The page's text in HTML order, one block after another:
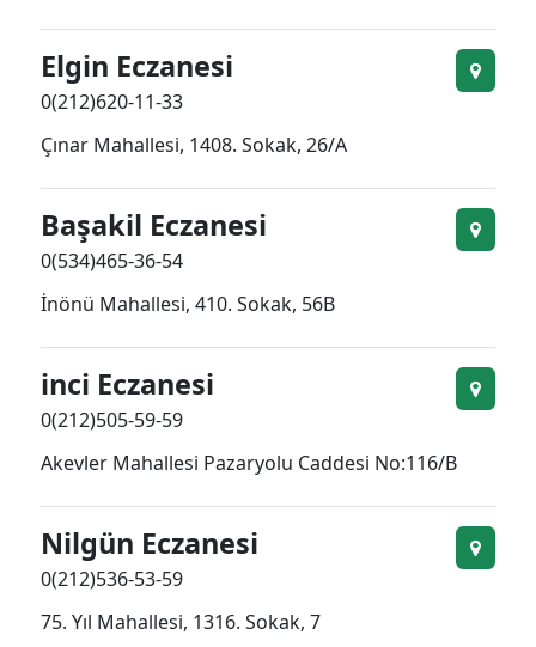
Elgin Eczanesi
0(212)620-11-33
Çınar Mahallesi, 1408. Sokak, 26/A
Başakil Eczanesi
0(534)465-36-54
İnönü Mahallesi, 410. Sokak, 56B
inci Eczanesi
0(212)505-59-59
Akevler Mahallesi Pazaryolu Caddesi No:116/B
Nilgün Eczanesi
0(212)536-53-59
75. Yıl Mahallesi, 1316. Sokak, 7